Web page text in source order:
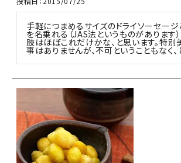
手軽につまめるサイズのドライソーセージ
を名乗れる（JAS法というものがあります
肢はほぼこれだけかな、と思います。特別
事はありませんが、不可ということもなく、